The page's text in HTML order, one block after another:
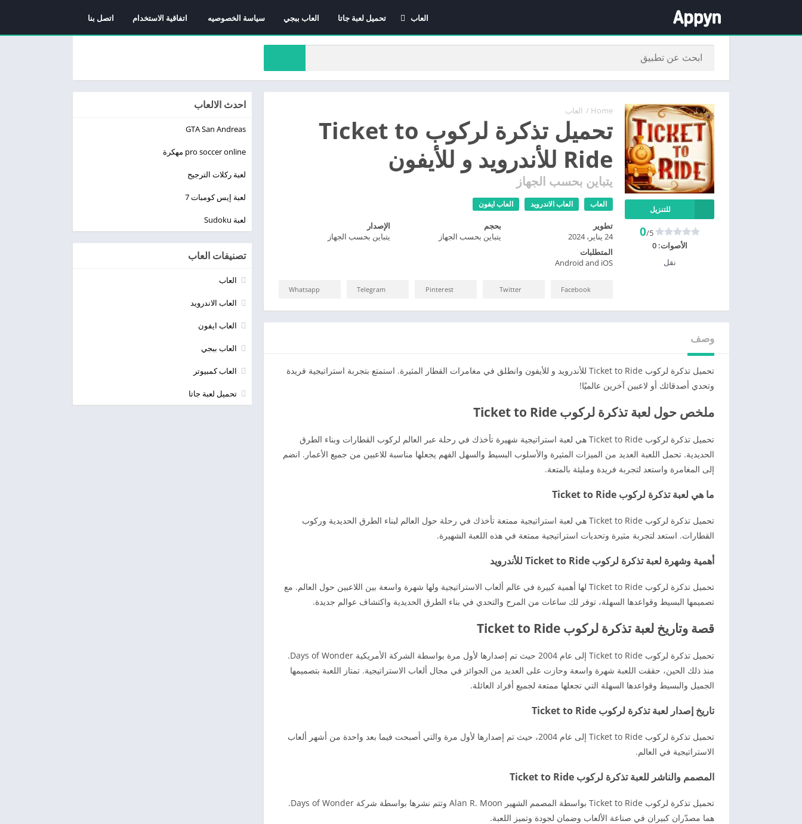
العاب
العاب الاندرويد
تحميل لعبة جاتا العاب ببجي سياسة الخصوصيه اتفاقية الاستخدام اتصل بنا
Home
/ العاب
تحميل تذكرة لركوب Ticket to
Ride للأندرويد و للأيفون
يتباين بحسب الجهاز
العاب العاب الاندرويد العاب ايفون
للتنزيل
0/5
الأصوات:0
نقل
تطوير
24 يناير، 2024
بحجم
يتباين بحسب الجهاز
الإصدار
يتباين بحسب الجهاز
المتطلبات
Android and iOS
Facebook
Twitter
Pinterest
Telegram
Whatsapp
وصف
تحميل تذكرة لركوب Ticket to Ride للأندرويد و للأيفون وانطلق في مغامرات القطار المثيرة. استمتع بتجربة استراتيجية فريدة
وتحدي أصدقائك أو لاعبين آخرين عالميًا!
ملخص حول لعبة تذكرة لركوب Ticket to Ride
تحميل تذكرة لركوب Ticket to Ride هي لعبة استراتيجية شهيرة تأخذك في رحلة عبر العالم لركوب القطارات وبناء الطرق
الحديدية. تحمل اللعبة العديد من الميزات المثيرة والأسلوب البسيط والسهل الفهم يجعلها مناسبة للاعبين من جميع الأعمار. انضم
إلى المغامرة واستعد لتجربة فريدة ومليئة بالمتعة.
ما هي لعبة تذكرة لركوب Ticket to Ride
تحميل تذكرة لركوب Ticket to Ride هي لعبة استراتيجية ممتعة تأخذك في رحلة حول العالم لبناء الطرق الحديدية وركوب
القطارات. استعد لتجربة مثيرة وتحديات استراتيجية ممتعة في هذه اللعبة الشهيرة.
أهمية وشهرة لعبة تذكرة لركوب Ticket to Ride للأندرويد
تحميل تذكرة لركوب Ticket to Ride لها أهمية كبيرة في عالم ألعاب الاستراتيجية ولها شهرة واسعة بين اللاعبين حول العالم. مع
تصميمها البسيط وقواعدها السهلة، توفر لك ساعات من المرح والتحدي في بناء الطرق الحديدية واكتشاف عوالم جديدة.
قصة وتاريخ لعبة تذكرة لركوب Ticket to Ride
تحميل تذكرة لركوب Ticket to Ride إلى عام 2004 حيث تم إصدارها لأول مرة بواسطة الشركة الأمريكية Days of Wonder.
منذ ذلك الحين، حققت اللعبة شهرة واسعة وحازت على العديد من الجوائز في مجال ألعاب الاستراتيجية. تمتاز اللعبة بتصميمها
الجميل والبسيط وقواعدها السهلة التي تجعلها ممتعة لجميع أفراد العائلة.
تاريخ إصدار لعبة تذكرة لركوب Ticket to Ride
تحميل تذكرة لركوب Ticket to Ride إلى عام 2004، حيث تم إصدارها لأول مرة والتي أصبحت فيما بعد واحدة من أشهر ألعاب
الاستراتيجية في العالم.
المصمم والناشر للعبة تذكرة لركوب Ticket to Ride
تحميل تذكرة لركوب Ticket to Ride بواسطة المصمم الشهير Alan R. Moon وتتم نشرها بواسطة شركة Days of Wonder.
هما مصدّران كبيران في صناعة الألعاب وضمان لجودة وتميز اللعبة.
احدث الالعاب
GTA San Andreas
pro soccer online مهكرة
لعبة ركلات الترجيح
لعبة إيس كومبات 7
لعبة Sudoku
تصنيفات العاب
العاب
العاب الاندرويد
العاب ايفون
العاب ببجي
العاب كمبيوتر
تحميل لعبة جاتا